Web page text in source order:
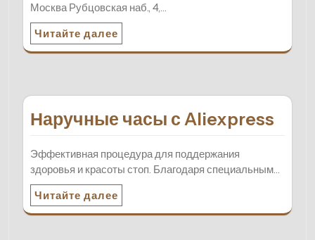
Москва Рубцовская наб., 4,…
Читайте далее
Наручные часы с Aliexpress
Эффективная процедура для поддержания
здоровья и красоты стоп. Благодаря специальным…
Читайте далее